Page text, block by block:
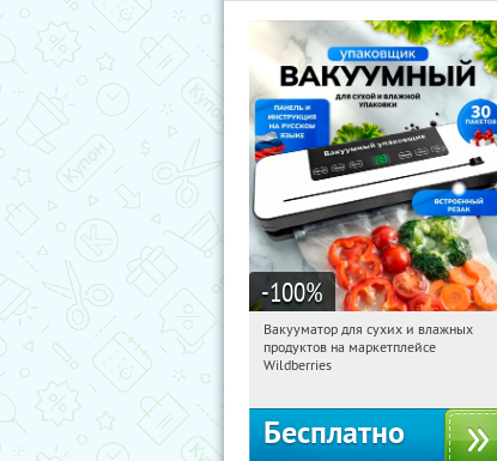
-100%
14:35:05 Получили:186
Россия
Вакууматор для сухих и влажных
продуктов на маркетплейсе
Wildberries
Бесплатно